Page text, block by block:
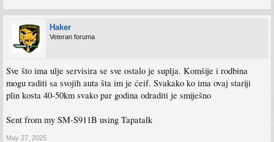
Haker
Veteran foruma
Sve što ima ulje servisira se sve ostalo je suplja. Komšije i rodbina
mogu raditi sa svojih auta šta im je ćeif. Svakako ko ima ovaj stariji
plin kosta 40-50km svako par godina odraditi je smiješno
Sent from my SM-S911B using Tapatalk
May 27, 2025